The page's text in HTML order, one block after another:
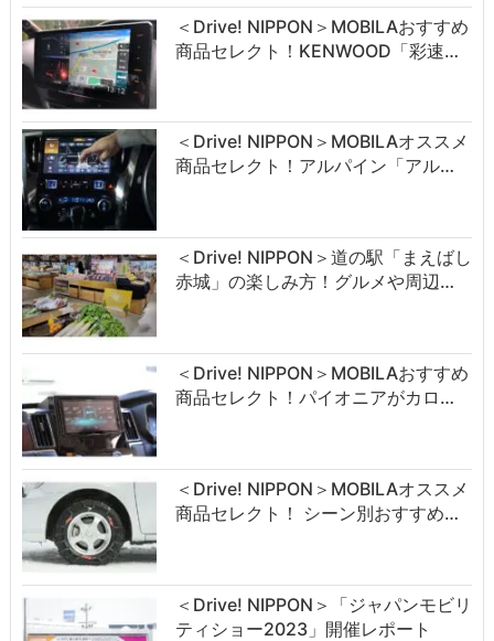
＜Drive! NIPPON＞MOBILAおすすめ
商品セレクト！KENWOOD「彩速…
＜Drive! NIPPON＞MOBILAオススメ
商品セレクト！アルパイン「アル…
＜Drive! NIPPON＞道の駅「まえばし
赤城」の楽しみ方！グルメや周辺…
＜Drive! NIPPON＞MOBILAおすすめ
商品セレクト！パイオニアがカロ…
＜Drive! NIPPON＞MOBILAオススメ
商品セレクト！ シーン別おすすめ…
＜Drive! NIPPON＞「ジャパンモビリ
ティショー2023」開催レポート